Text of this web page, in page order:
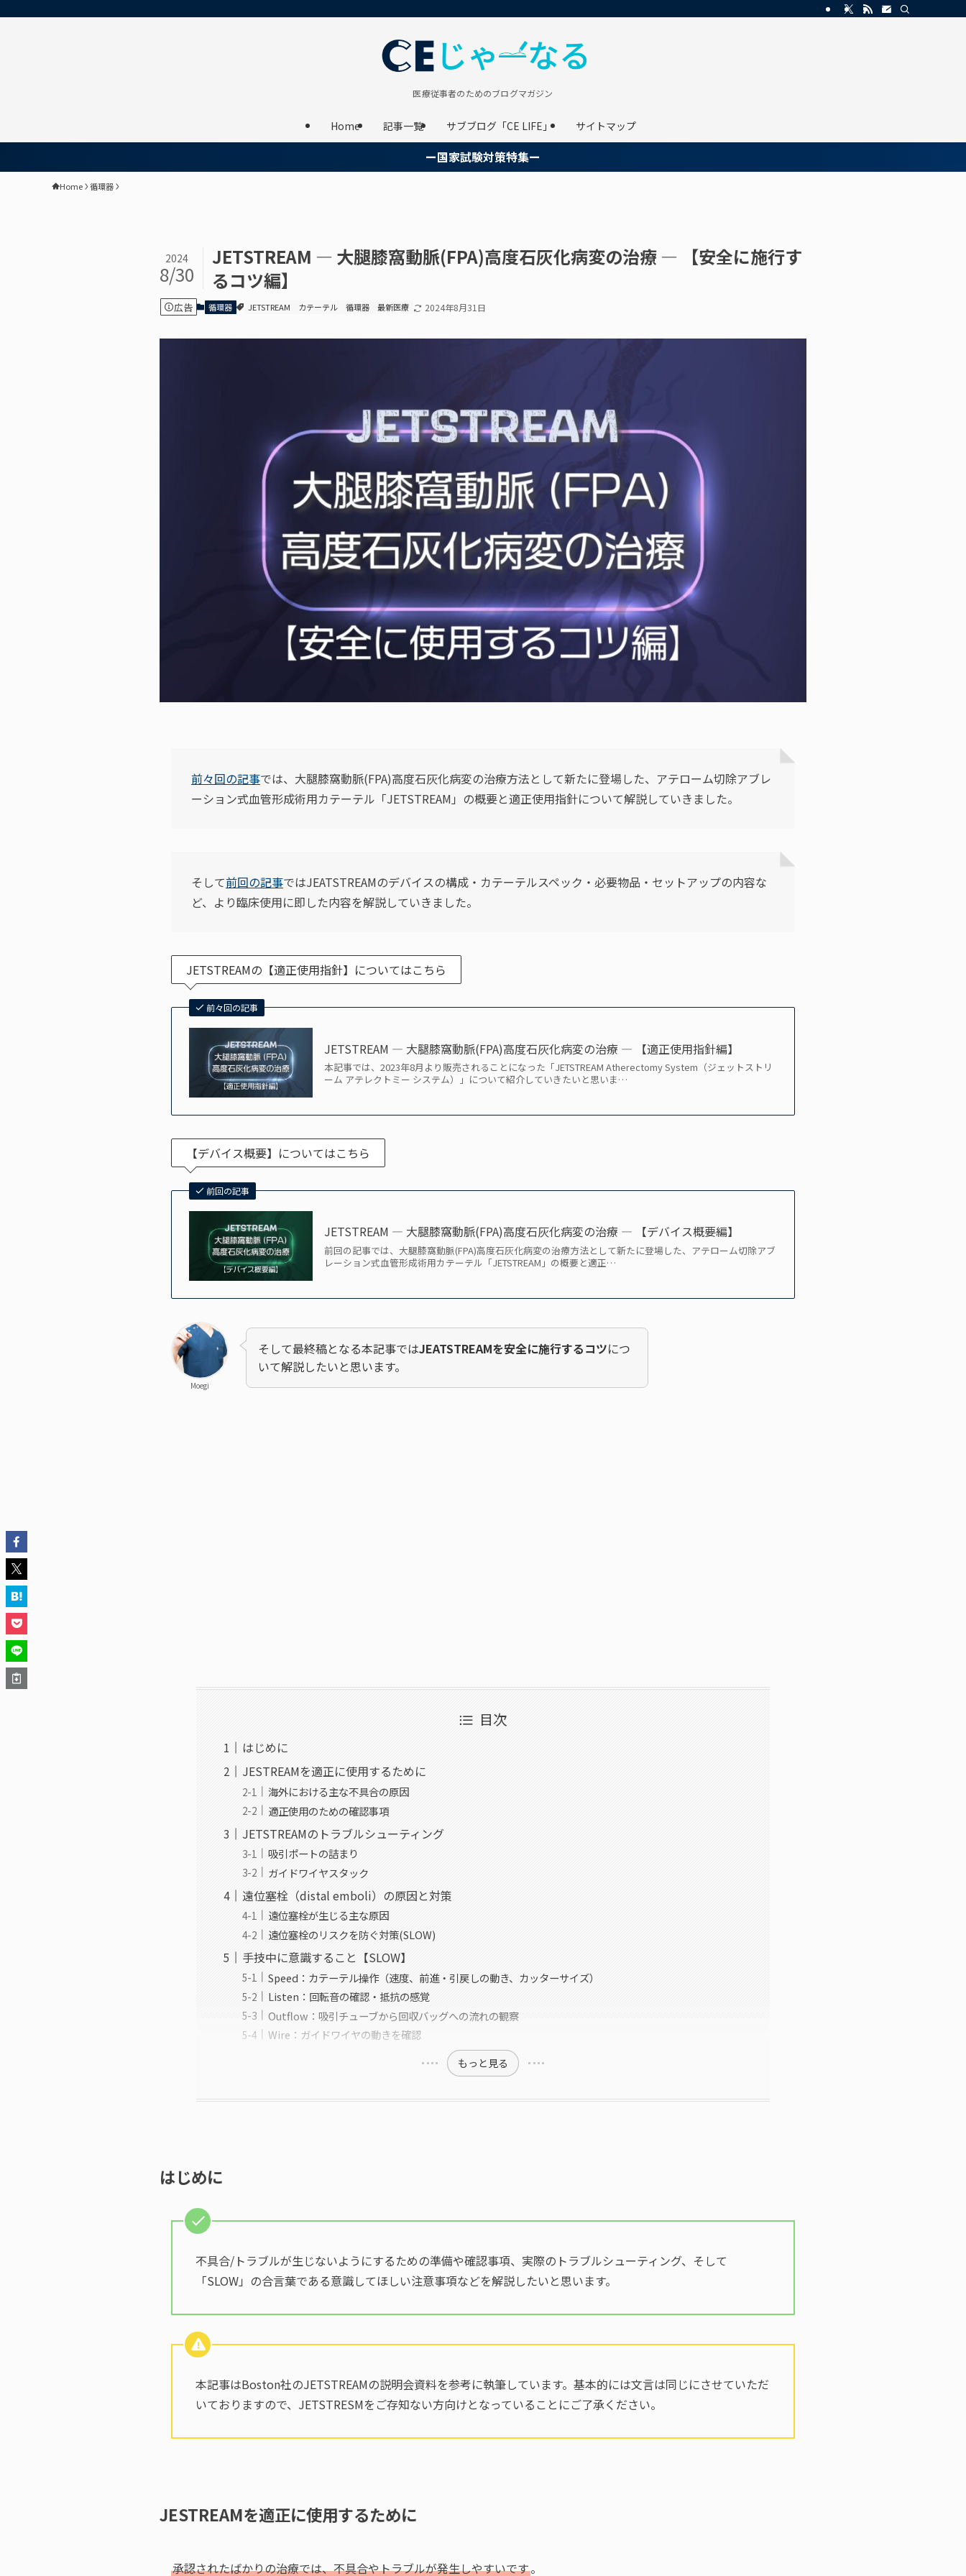
医療従事者のためのブログマガジン
Home 記事一覧 サブブログ「CE LIFE」 サイトマップ
ー国家試験対策特集ー
Home 循環器
JETSTREAM ― 大腿膝窩動脈(FPA)高度石灰化病変の治療 ― 【安全に施行す
るコツ編】
2024
8/30
広告 循環器 JETSTREAM カテーテル 循環器 最新医療 2024年8月31日
前々回の記事では、大腿膝窩動脈(FPA)高度石灰化病変の治療方法として新たに登場した、アテローム切除アブレ
ーション式血管形成術用カテーテル「JETSTREAM」の概要と適正使用指針について解説していきました。
そして前回の記事ではJEATSTREAMのデバイスの構成・カテーテルスペック・必要物品・セットアップの内容な
ど、より臨床使用に即した内容を解説していきました。
JETSTREAMの【適正使用指針】についてはこちら
前々回の記事
JETSTREAM ― 大腿膝窩動脈(FPA)高度石灰化病変の治療 ― 【適正使用指針編】
本記事では、2023年8月より販売されることになった「JETSTREAM Atherectomy System（ジェットストリ
ーム アテレクトミー システム）」について紹介していきたいと思いま…
【デバイス概要】についてはこちら
前回の記事
JETSTREAM ― 大腿膝窩動脈(FPA)高度石灰化病変の治療 ― 【デバイス概要編】
前回の記事では、大腿膝窩動脈(FPA)高度石灰化病変の治療方法として新たに登場した、アテローム切除アブ
レーション式血管形成術用カテーテル「JETSTREAM」の概要と適正…
Moegi
そして最終稿となる本記事ではJEATSTREAMを安全に施行するコツにつ
いて解説したいと思います。
目次
はじめに
JESTREAMを適正に使用するために
海外における主な不具合の原因
適正使用のための確認事項
JETSTREAMのトラブルシューティング
吸引ポートの詰まり
ガイドワイヤスタック
遠位塞栓（distal emboli）の原因と対策
遠位塞栓が生じる主な原因
遠位塞栓のリスクを防ぐ対策(SLOW)
手技中に意識すること【SLOW】
Speed：カテーテル操作（速度、前進・引戻しの動き、カッターサイズ）
Listen：回転音の確認・抵抗の感覚
Outflow：吸引チューブから回収バッグへの流れの観察
Wire：ガイドワイヤの動きを確認
もっと見る
はじめに
不具合/トラブルが生じないようにするための準備や確認事項、実際のトラブルシューティング、そして
「SLOW」の合言葉である意識してほしい注意事項などを解説したいと思います。
本記事はBoston社のJETSTREAMの説明会資料を参考に執筆しています。基本的には文言は同じにさせていただ
いておりますので、JETSTRESMをご存知ない方向けとなっていることにご了承ください。
JESTREAMを適正に使用するために
承認されたばかりの治療では、不具合やトラブルが発生しやすいです。